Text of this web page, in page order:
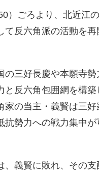
）ごろより、北近江
て反六角派の活動を
の三好長慶や本願寺
と反六角包囲網を構築
家の当主・義賢は三好
抗勢力への戦力集中が
、義賢に敗れ、その支